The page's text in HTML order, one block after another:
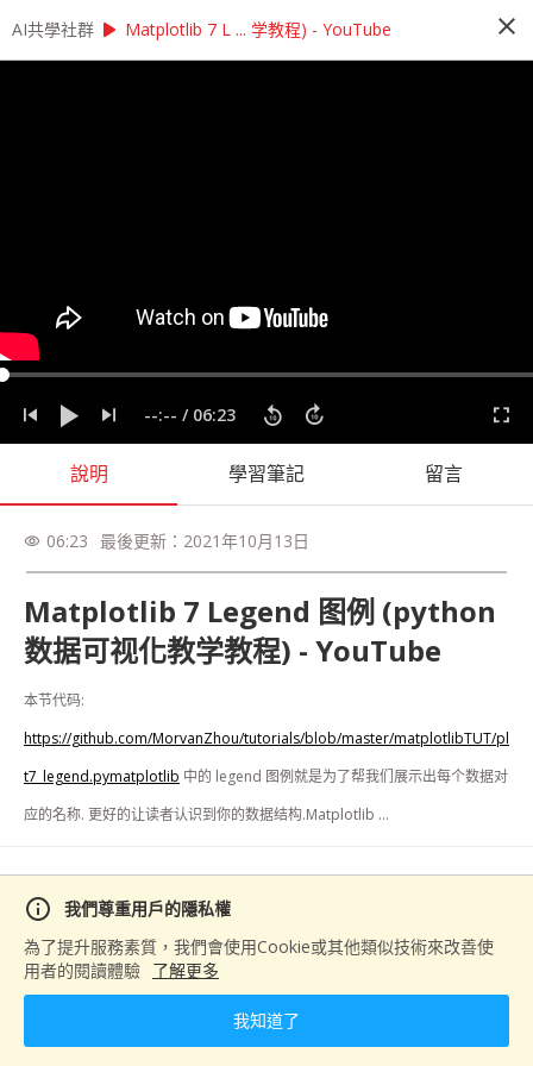
AI共學社群 play_arrow 莫凡 Python 基礎研習讀書會
label Matplotlib Numpy
Pandas
課程內容(73) 學習筆記(43) 會員(166) 課程介紹
info
我們尊重用戶的隱私權
為了提升服務素質，我們會使用Cookie或其他類似技術來改善使
用者的閱讀體驗 了解更多
我知道了
AI共學社群 play_arrow Matplotlib 7 L ... 学教程) - YouTube close
--:-- / 06:23
說明 學習筆記 留言
visibility 06:23 最後更新： 2021年10月13日
Matplotlib 7 Legend 图例 (python
数据可视化教学教程) - YouTube
https://github.com/MorvanZhou/tutorials/blob/master/matplotlibTUT/pl
t7_legend.pymatplotlib 中的 legend 图例就是为了帮我们展示出每个数据对
应的名称. 更好的让读者认识到你的数据结构.Matplotlib ...
Matplotlib 8 Annotation 标注 (python 数据可视化教学教程) - YouTube